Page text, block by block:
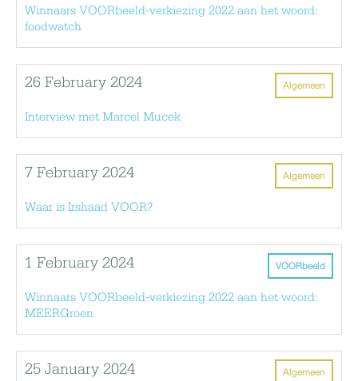
Winnaars VOORbeeld-verkiezing 2022 aan het woord:
foodwatch
Algemeen
26 February 2024
Interview met Marcel Mucek
Algemeen
7 February 2024
Waar is Irshaad VOOR?
VOORbeeld
1 February 2024
Winnaars VOORbeeld-verkiezing 2022 aan het woord:
MEERGroen
Algemeen
25 January 2024